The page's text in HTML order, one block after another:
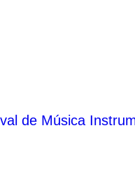
de Música